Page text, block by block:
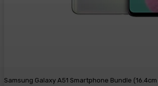
Samsung Galaxy A51 Smartphone Bundle (16.4cm